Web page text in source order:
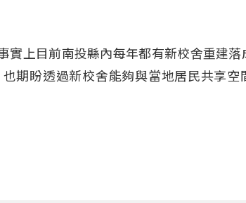
實上目前南投縣內每年都有新校舍重建落
期盼透過新校舍能夠與當地居民共享空